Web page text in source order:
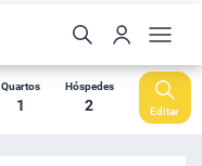
Quartos
1
Hóspedes
2 Editar